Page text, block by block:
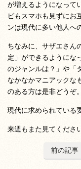
が増えるようになって
ビもスマホも見ずにお
ンは現代に多い他人へ
ちなみに、サザエさん
定」ができるようにな
のジャンルは？」や「
なかなかマニアックな
のある方は是非どうぞ。
現代に求められている
来週もまた見てくださ
前の記事